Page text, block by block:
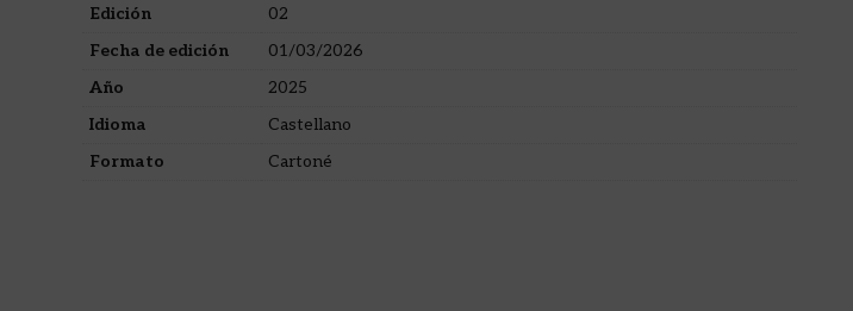
Edición
02
Fecha de edición
01/03/2026
Año
2025
Idioma
Castellano
Formato
Cartoné